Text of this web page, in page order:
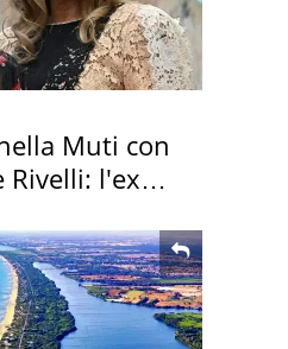
Muti con
Rivelli: l'ex